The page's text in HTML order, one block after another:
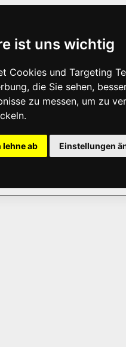
ist uns wichtig
Cookies und Targeting
die Sie sehen,
zu messen, um zu
lehne ab Einstellungen